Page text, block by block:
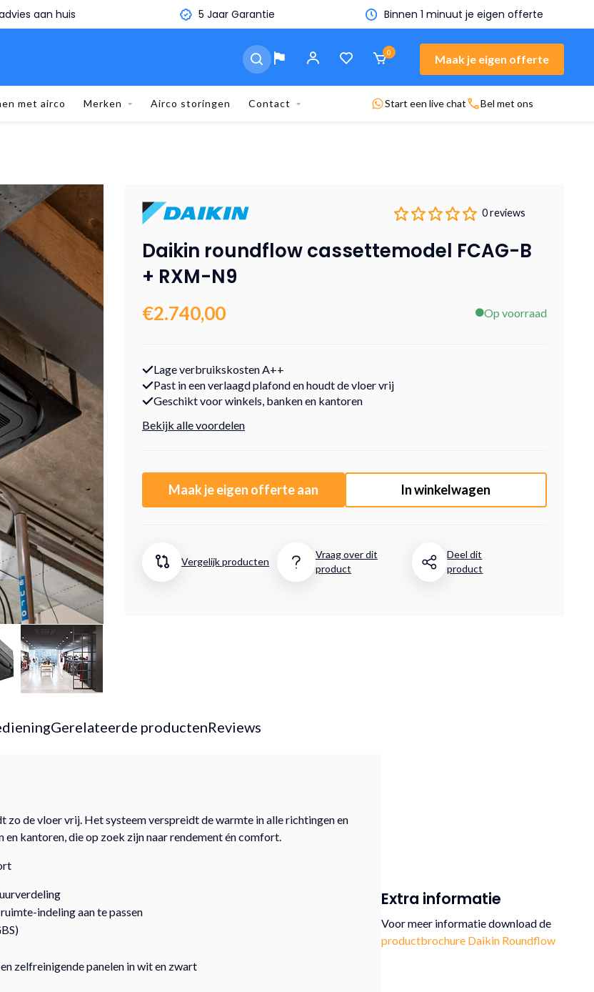
Garantie Binnen 1 minuut je eigen offerte
0 Maak je eigen offerte
met airco Merken Airco storingen Contact Start een live chat Bel met ons
0 reviews
Daikin roundflow cassettemodel FCAG-B
+ RXM-N9
€2.740,00 Op voorraad
Lage verbruikskosten A++
Past in een verlaagd plafond en houdt de vloer vrij
Geschikt voor winkels, banken en kantoren
Bekijk alle voordelen
Maak je eigen offerte aan In winkelwagen
Vergelijk producten
Vraag over dit
product
Deel dit
product
Gerelateerde productenReviews
de vloer vrij. Het systeem verspreidt de warmte in alle richtingen en
kantoren, die op zoek zijn naar rendement én comfort.
indeling aan te passen
zelfreinigende panelen in wit en zwart
Extra informatie
Voor meer informatie download de
productbrochure Daikin Roundflow